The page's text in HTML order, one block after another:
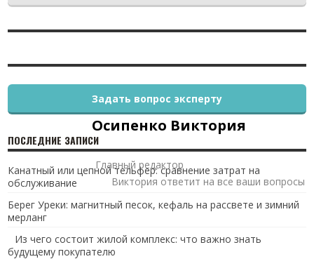
Осипенко Виктория
Главный редактор
Виктория ответит на все ваши вопросы
Задать вопрос эксперту
ПОСЛЕДНИЕ ЗАПИСИ
Канатный или цепной тельфер: сравнение затрат на
обслуживание
Берег Уреки: магнитный песок, кефаль на рассвете и зимний
мерланг
Из чего состоит жилой комплекс: что важно знать
будущему покупателю